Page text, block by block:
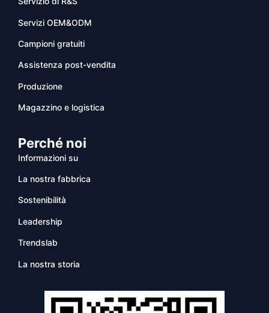
Servizi OEM&ODM
Campioni gratuiti
Assistenza post-vendita
Produzione
Magazzino e logistica
Perché noi
Informazioni su
La nostra fabbrica
Sostenibilità
Leadership
Trendslab
La nostra storia